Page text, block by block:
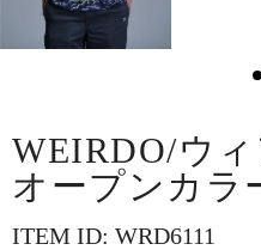
WEIRDO/ウ
オープンカラ
ITEM ID: WRD6111